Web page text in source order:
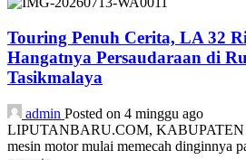
Touring Penuh Cerita, LA 32
Hangatnya Persaudaraan di
Tasikmalaya
admin Posted on 4 minggu ago
LIPUTANBARU.COM,
mesin motor mulai memecah dinginnya